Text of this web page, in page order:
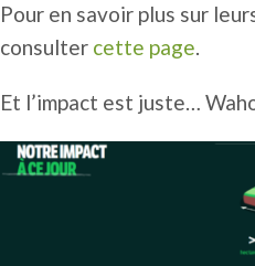
Pour en savoir plus sur
consulter cette page.
Et l’impact est juste…